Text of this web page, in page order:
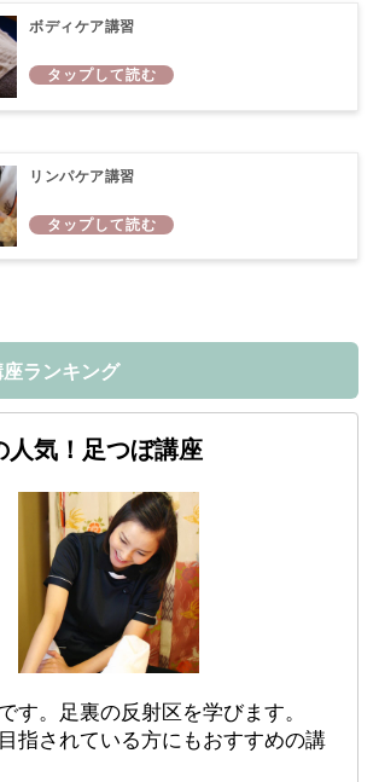
ボディケア講習
リンパケア講習
ランキング
人気！足つぼ講座
す。足裏の反射区を学びます。
指されている方にもおすすめの講